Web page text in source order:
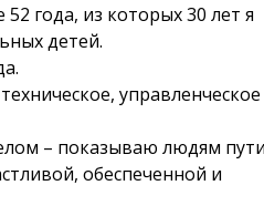
года, из которых 30 лет я
детей.
управленческое
– показываю людям пути
обеспеченной и